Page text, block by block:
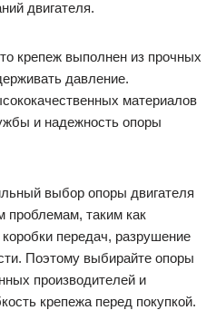
двигателя.
крепеж выполнен из прочных
давление.
материалов
и надежность опоры
выбор опоры двигателя
проблемам, таким как
передач, разрушение
Поэтому выбирайте опоры
производителей и
крепежа перед покупкой.